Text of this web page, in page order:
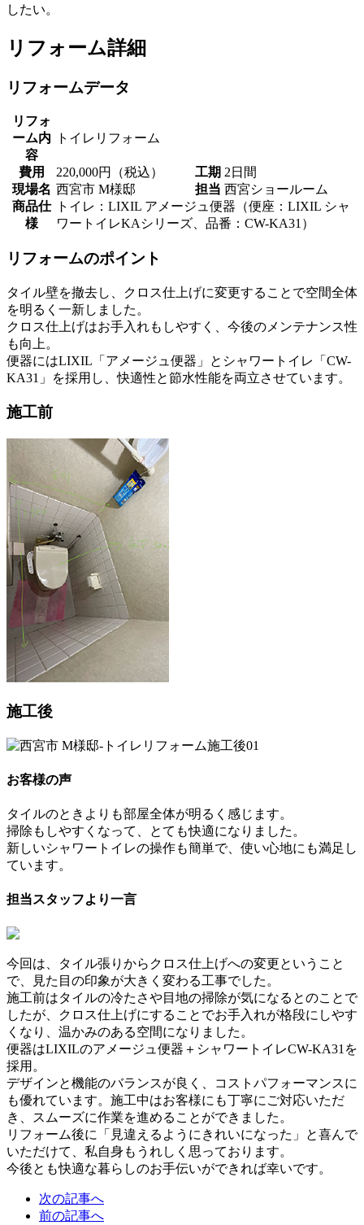
したい。
リフォーム詳細
リフォームデータ
リフォ
ーム内
容
トイレリフォーム
費用 220,000円（税込） 工期 2日間
現場名 西宮市 M様邸 担当 西宮ショールーム
商品仕
様
トイレ：LIXIL アメージュ便器（便座：LIXIL シャ
ワートイレKAシリーズ、品番：CW-KA31）
リフォームのポイント
タイル壁を撤去し、クロス仕上げに変更することで空間全体
を明るく一新しました。
クロス仕上げはお手入れもしやすく、今後のメンテナンス性
も向上。
便器にはLIXIL「アメージュ便器」とシャワートイレ「CW-
KA31」を採用し、快適性と節水性能を両立させています。
施工前
施工後
お客様の声
タイルのときよりも部屋全体が明るく感じます。
掃除もしやすくなって、とても快適になりました。
新しいシャワートイレの操作も簡単で、使い心地にも満足し
ています。
担当スタッフより一言
今回は、タイル張りからクロス仕上げへの変更ということ
で、見た目の印象が大きく変わる工事でした。
施工前はタイルの冷たさや目地の掃除が気になるとのことで
したが、クロス仕上げにすることでお手入れが格段にしやす
くなり、温かみのある空間になりました。
便器はLIXILのアメージュ便器＋シャワートイレCW-KA31を
採用。
デザインと機能のバランスが良く、コストパフォーマンスに
も優れています。施工中はお客様にも丁寧にご対応いただ
き、スムーズに作業を進めることができました。
リフォーム後に「見違えるようにきれいになった」と喜んで
いただけて、私自身もうれしく思っております。
今後とも快適な暮らしのお手伝いができれば幸いです。
次の記事へ
前の記事へ